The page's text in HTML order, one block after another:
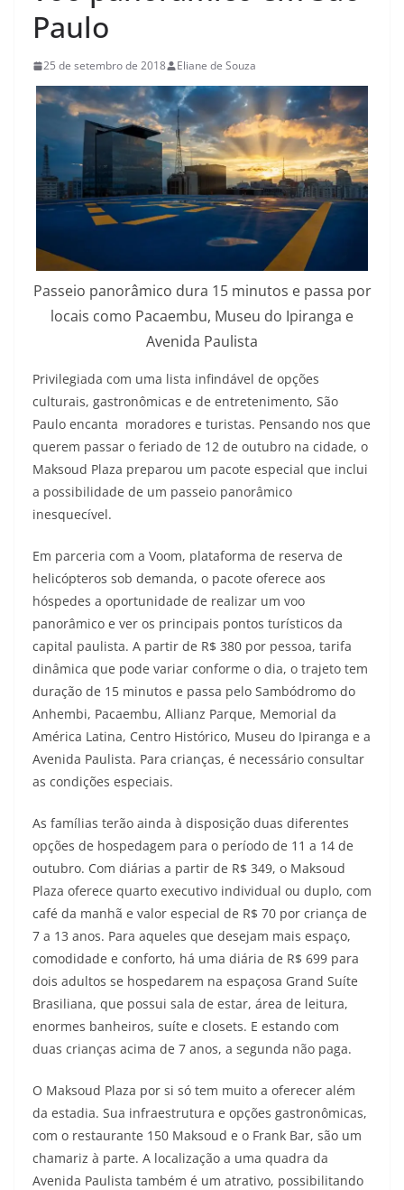
Paulo
25 de setembro de 2018 Eliane de Souza
Passeio panorâmico dura 15 minutos e passa por
locais como Pacaembu, Museu do Ipiranga e
Avenida Paulista
Privilegiada com uma lista infindável de opções
culturais, gastronômicas e de entretenimento, São
Paulo encanta moradores e turistas. Pensando nos que
querem passar o feriado de 12 de outubro na cidade, o
Maksoud Plaza preparou um pacote especial que inclui
a possibilidade de um passeio panorâmico
inesquecível.
Em parceria com a Voom, plataforma de reserva de
helicópteros sob demanda, o pacote oferece aos
hóspedes a oportunidade de realizar um voo
panorâmico e ver os principais pontos turísticos da
capital paulista. A partir de R$ 380 por pessoa, tarifa
dinâmica que pode variar conforme o dia, o trajeto tem
duração de 15 minutos e passa pelo Sambódromo do
Anhembi, Pacaembu, Allianz Parque, Memorial da
América Latina, Centro Histórico, Museu do Ipiranga e a
Avenida Paulista. Para crianças, é necessário consultar
as condições especiais.
As famílias terão ainda à disposição duas diferentes
opções de hospedagem para o período de 11 a 14 de
outubro. Com diárias a partir de R$ 349, o Maksoud
Plaza oferece quarto executivo individual ou duplo, com
café da manhã e valor especial de R$ 70 por criança de
7 a 13 anos. Para aqueles que desejam mais espaço,
comodidade e conforto, há uma diária de R$ 699 para
dois adultos se hospedarem na espaçosa Grand Suíte
Brasiliana, que possui sala de estar, área de leitura,
enormes banheiros, suíte e closets. E estando com
duas crianças acima de 7 anos, a segunda não paga.
O Maksoud Plaza por si só tem muito a oferecer além
da estadia. Sua infraestrutura e opções gastronômicas,
com o restaurante 150 Maksoud e o Frank Bar, são um
chamariz à parte. A localização a uma quadra da
Avenida Paulista também é um atrativo, possibilitando